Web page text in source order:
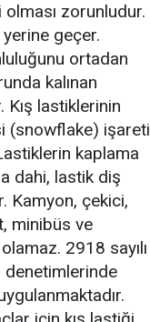
zorunludur.
geçer.
ortadan
kalınan
Kış lastiklerinin
(snowflake) işareti
kaplama
dahi, lastik diş
Kamyon, çekici,
minibüs ve
2918 sayılı
denetimlerinde